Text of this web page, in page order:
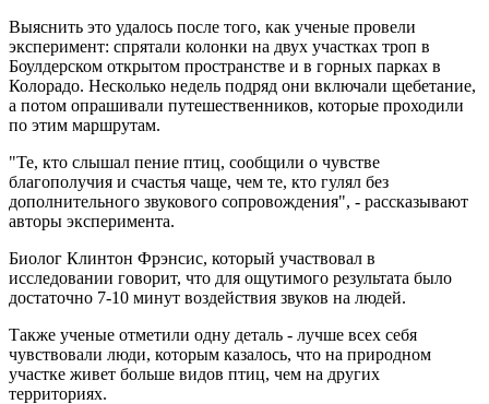
Выяснить это удалось после того, как ученые провели
эксперимент: спрятали колонки на двух участках троп в
Боулдерском открытом пространстве и в горных парках в
Колорадо. Несколько недель подряд они включали щебетание,
а потом опрашивали путешественников, которые проходили
по этим маршрутам.
"Те, кто слышал пение птиц, сообщили о чувстве
благополучия и счастья чаще, чем те, кто гулял без
дополнительного звукового сопровождения", - рассказывают
авторы эксперимента.
Биолог Клинтон Фрэнсис, который участвовал в
исследовании говорит, что для ощутимого результата было
достаточно 7-10 минут воздействия звуков на людей.
Также ученые отметили одну деталь - лучше всех себя
чувствовали люди, которым казалось, что на природном
участке живет больше видов птиц, чем на других
территориях.